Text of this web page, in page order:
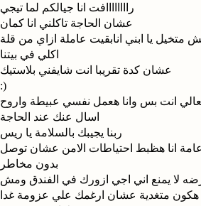
راااااااافت انا جيالكم لما تيجي
عشان الحاجة تاكلني انا كمان
متخيل يا ابني انابقيت عاملة ازاي من قلة
اكلي في بيتنا
عشان كدة تقريبا انت شايفني بلاستيك
:)
انت بس وانا هعمل نفسي عبيطة واروح
اسال عنك عند الحاجة
ربنا يجيبك بالسلامة يا ريس
انا هظبط احتياطات الامن عشان توصل
بدون مخاطر
لا يمنع اني اجي ازورك في الفندق ومش
هكون متغدية عشان ارغمك علي عزومة غدا